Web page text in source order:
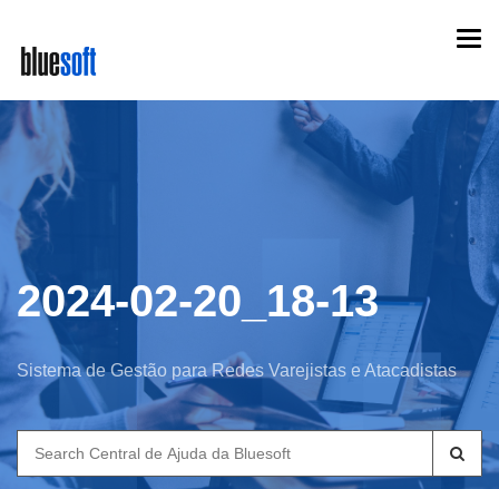
main
content
2024-02-20_18-13
Sistema de Gestão para Redes Varejistas e Atacadistas
Search
for: